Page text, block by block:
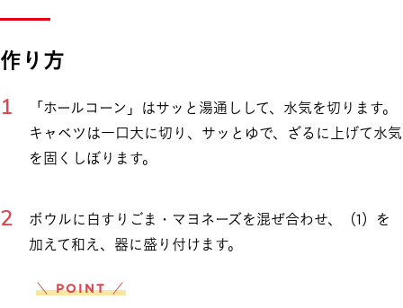
作り方
「ホールコーン」はサッと湯通しして、水気を切ります。
キャベツは一口大に切り、サッとゆで、ざるに上げて水気
を固くしぼります。
ボウルに白すりごま・マヨネーズを混ぜ合わせ、（1）を
加えて和え、器に盛り付けます。
＼ POINT ／